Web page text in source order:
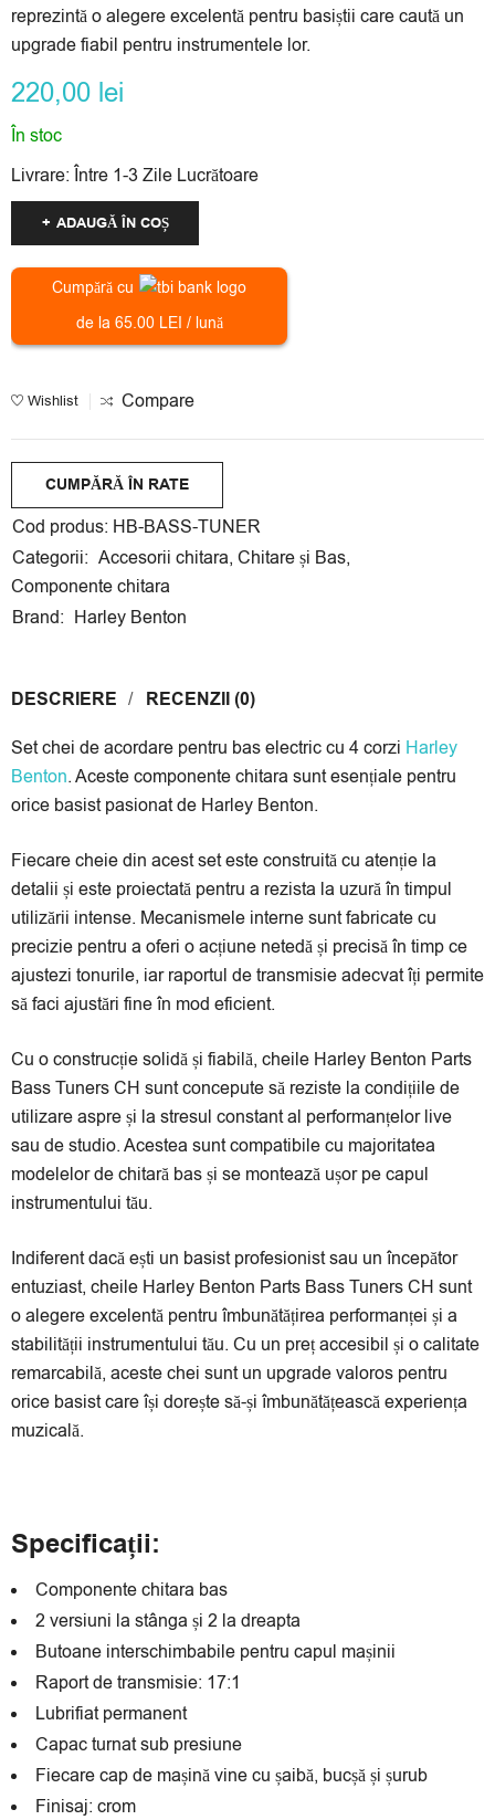
reprezintă o alegere excelentă pentru basiștii care caută un
upgrade fiabil pentru instrumentele lor.
220,00 lei
În stoc
Livrare: Între 1-3 Zile Lucrătoare
ADAUGĂ ÎN COȘ
Cumpără cu
de la 65.00 LEI / lună
Wishlist Compare
CUMPĂRĂ ÎN RATE
Cumpără acest produs în rate egale fără dobândă cu
cardul tăuCredit Europe Bank,Banca Transilvania
Garanti Banksau
Rate disponibile la Credit Europe Bank și Banca
3 luni:73.33 lei/lună
6 luni:36.67 lei/lună
9 luni:24.44 lei/lună
*Prețul calculat este cu caracter informativ, rata finală va fi afișat la
Cod produs: HB-BASS-TUNER
Categorii: Accesorii chitara, Chitare și Bas,
Componente chitara
Brand: Harley Benton
DESCRIERE
RECENZII (0)
Set chei de acordare pentru bas electric cu 4 corzi Harley
Benton. Aceste componente chitara sunt esențiale pentru
orice basist pasionat de Harley Benton.
Fiecare cheie din acest set este construită cu atenție la
detalii și este proiectată pentru a rezista la uzură în timpul
utilizării intense. Mecanismele interne sunt fabricate cu
precizie pentru a oferi o acțiune netedă și precisă în timp ce
ajustezi tonurile, iar raportul de transmisie adecvat îți permite
să faci ajustări fine în mod eficient.
Cu o construcție solidă și fiabilă, cheile Harley Benton Parts
Bass Tuners CH sunt concepute să reziste la condițiile de
utilizare aspre și la stresul constant al performanțelor live
sau de studio. Acestea sunt compatibile cu majoritatea
modelelor de chitară bas și se montează ușor pe capul
instrumentului tău.
Indiferent dacă ești un basist profesionist sau un începător
entuziast, cheile Harley Benton Parts Bass Tuners CH sunt
o alegere excelentă pentru îmbunătățirea performanței și a
stabilității instrumentului tău. Cu un preț accesibil și o calitate
remarcabilă, aceste chei sunt un upgrade valoros pentru
orice basist care își dorește să-și îmbunătățească experiența
muzicală.
Specificații:
Componente chitara bas
2 versiuni la stânga și 2 la dreapta
Butoane interschimbabile pentru capul mașinii
Raport de transmisie: 17:1
Lubrifiat permanent
Capac turnat sub presiune
Fiecare cap de mașină vine cu șaibă, bucșă și șurub
Finisaj: crom